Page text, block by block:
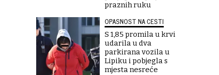
praznih ruku
OPASNOST NA CESTI
S 1,85 promila u krvi
udarila u dva
parkirana vozila u
Lipiku i pobjegla s
mjesta nesreće